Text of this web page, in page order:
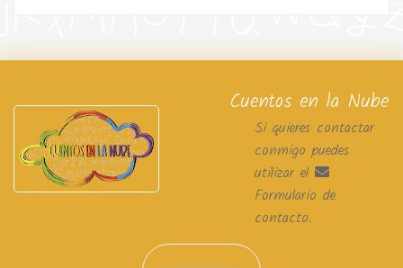
Cuentos en la Nube
Si quieres contactar
conmigo puedes
utilizar el
Formulario de
contacto.